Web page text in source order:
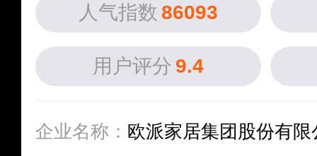
人气指数 86093
用户评分 9.4
企业名称： 欧派家居集团股份有限